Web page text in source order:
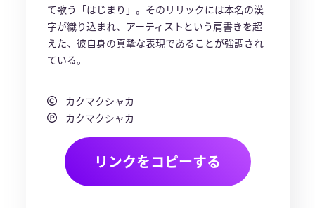
て歌う「はじまり」。そのリリックには本名の漢
字が織り込まれ、アーティストという肩書きを超
えた、彼自身の真摯な表現であることが強調され
ている。
カクマクシャカ
カクマクシャカ
リンクをコピーする